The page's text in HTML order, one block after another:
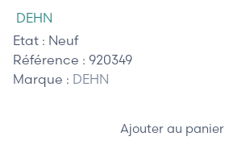
DEHN
Etat : Neuf
Référence : 920349
Marque : DEHN
Ajouter au panier